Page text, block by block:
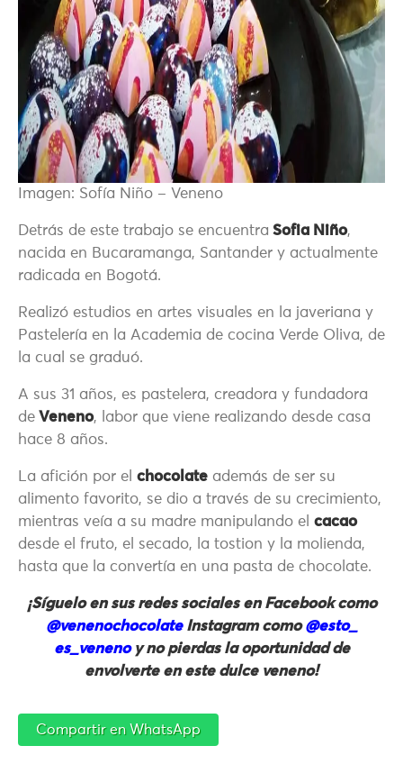
Imagen: Sofía Niño – Veneno
Detrás de este trabajo se encuentra Sofia Niño,
nacida en Bucaramanga, Santander y actualmente
radicada en Bogotá.
Realizó estudios en artes visuales en la javeriana y
Pastelería en la Academia de cocina Verde Oliva, de
la cual se graduó.
A sus 31 años, es pastelera, creadora y fundadora
de Veneno, labor que viene realizando desde casa
hace 8 años.
La afición por el chocolate además de ser su
alimento favorito, se dio a través de su crecimiento,
mientras veía a su madre manipulando el cacao
desde el fruto, el secado, la tostion y la molienda,
hasta que la convertía en una pasta de chocolate.
¡Síguelo en sus redes sociales en Facebook como
@venenochocolateInstagram como@esto_
es_venenoy no pierdas la oportunidad de
envolverte en este dulce veneno!
Compartir en WhatsApp